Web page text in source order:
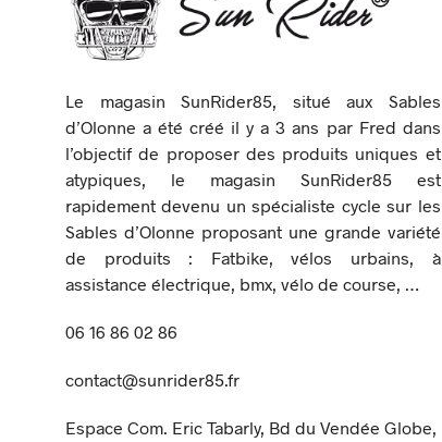
Le magasin SunRider85, situé aux Sables
d’Olonne a été créé il y a 3 ans par Fred dans
l’objectif de proposer des produits uniques et
atypiques, le magasin SunRider85 est
rapidement devenu un spécialiste cycle sur les
Sables d’Olonne proposant une grande variété
de produits : Fatbike, vélos urbains, à
assistance électrique, bmx, vélo de course, …
06 16 86 02 86
contact@sunrider85.fr
Espace Com. Eric Tabarly, Bd du Vendée Globe,